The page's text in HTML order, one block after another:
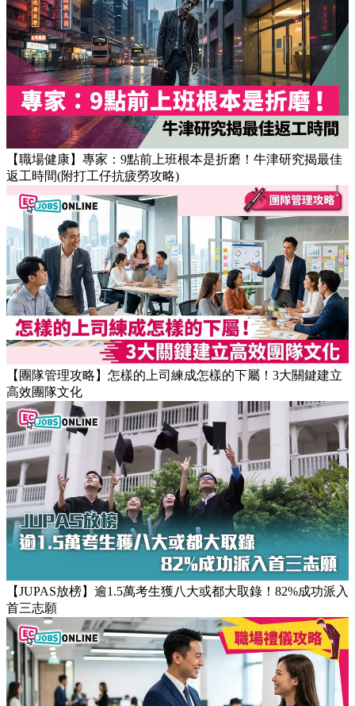
【職場健康】專家：9點前上班根本是折磨！牛津研究揭最佳
返工時間(附打工仔抗疲勞攻略)
【團隊管理攻略】怎樣的上司練成怎樣的下屬！3大關鍵建立
高效團隊文化
【JUPAS放榜】逾1.5萬考生獲八大或都大取錄！82%成功派入
首三志願